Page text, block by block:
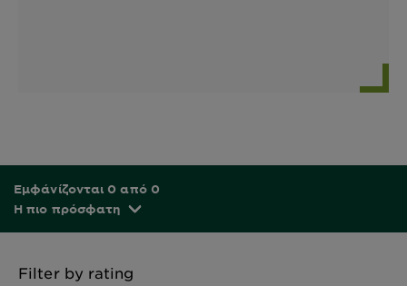
Εμφάνίζονται 0 από 0
Η πιο πρόσφατη
Filter by rating